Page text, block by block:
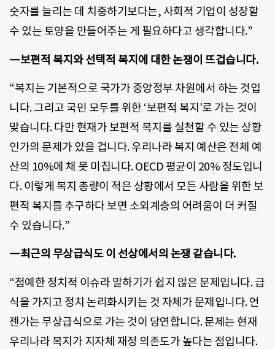
숫자를 늘리는 데 치중하기보다는, 사회적 기업이 성장할
수 있는 토양을 만들어주는 게 필요하다고 생각합니다.”
―보편적 복지와 선택적 복지에 대한 논쟁이 뜨겁습니다.
“복지는 기본적으로 국가가 중앙정부 차원에서 하는 것입
니다. 그리고 국민 모두를 위한 ‘보편적 복지’로 가는 것이
맞습니다. 다만 현재가 보편적 복지를 실천할 수 있는 상황
인가의 문제가 있을 겁니다. 우리나라 복지 예산은 전체 예
산의 10%에 채 못 미칩니다. OECD 평균이 20% 정도입니
다. 이렇게 복지 총량이 적은 상황에서 모든 사람을 위한 보
편적 복지를 추구하다 보면 소외계층의 어려움이 더 커질
수 있습니다.”
―최근의 무상급식도 이 선상에서의 논쟁 같습니다.
“첨예한 정치적 이슈라 말하기가 쉽지 않은 문제입니다. 급
식을 가지고 정치 논리화시키는 것 자체가 문제입니다. 언
젠가는 무상급식으로 가는 것이 당연합니다. 문제는 현재
우리나라 복지가 지자체 재정 의존도가 높다는 점입니다.